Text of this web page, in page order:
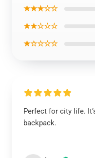
★★★☆☆
★★☆☆☆
★☆☆☆☆
Perfect for city life.
backpack.